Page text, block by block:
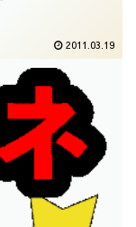
2011.03.19